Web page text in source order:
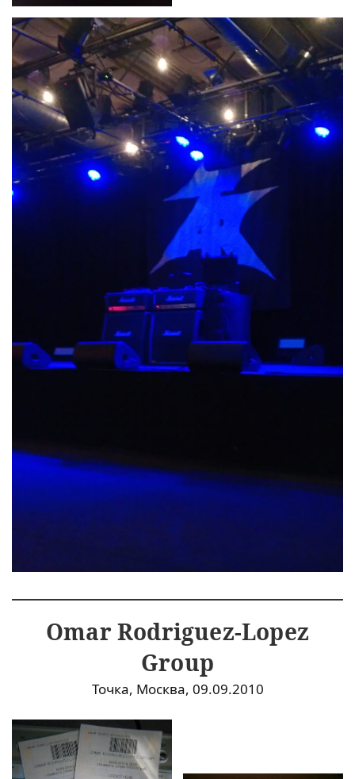
Omar Rodriguez-Lopez
Group
Точка, Москва, 09.09.2010